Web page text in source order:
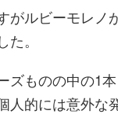
がルビーモレノ
。
ズものの中の1
人的には意外な